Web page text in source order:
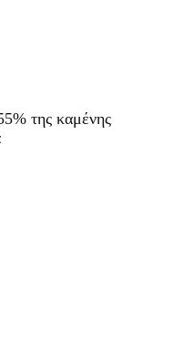
της καμένης